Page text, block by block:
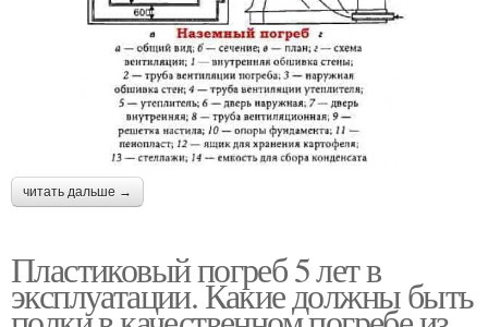
читать дальше →
Пластиковый погреб 5 лет в
эксплуатации. Какие должны быть